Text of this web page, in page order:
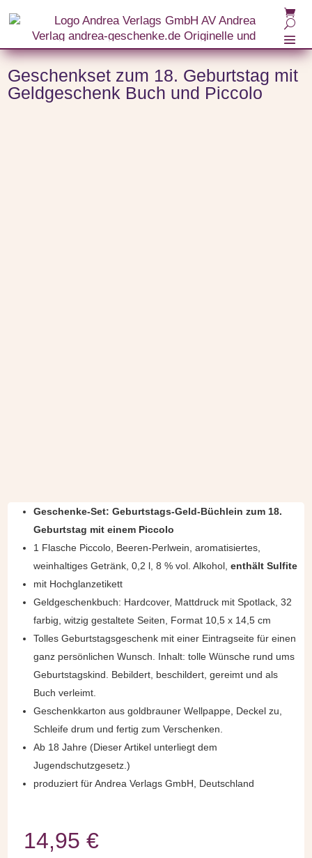
Start Themenwelten/Piccolo/ Geschenkset zum 18. Geburtstag mit Geldgeschenk Buch
und Piccolo
Geschenkset zum 18. Geburtstag mit
Geldgeschenk Buch und Piccolo
Geschenke-Set: Geburtstags-Geld-Büchlein zum 18.
Geburtstag mit einem Piccolo
1 Flasche Piccolo, Beeren-Perlwein, aromatisiertes,
weinhaltiges Getränk, 0,2 l, 8 % vol. Alkohol, enthält Sulfite
mit Hochglanzetikett
Geldgeschenkbuch: Hardcover, Mattdruck mit Spotlack, 32
farbig, witzig gestaltete Seiten, Format 10,5 x 14,5 cm
Tolles Geburtstagsgeschenk mit einer Eintragseite für einen
ganz persönlichen Wunsch. Inhalt: tolle Wünsche rund ums
Geburtstagskind. Bebildert, beschildert, gereimt und als
Buch verleimt.
Geschenkkarton aus goldbrauner Wellpappe, Deckel zu,
Schleife drum und fertig zum Verschenken.
Ab 18 Jahre (Dieser Artikel unterliegt dem
Jugendschutzgesetz.)
produziert für Andrea Verlags GmbH, Deutschland
14,95 €